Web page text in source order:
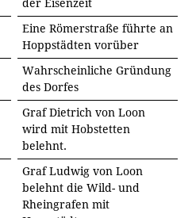
der Eisenzeit
Eine Römerstraße führte an
Hoppstädten vorüber
Wahrscheinliche Gründung
des Dorfes
Graf Dietrich von Loon
wird mit Hobstetten
belehnt.
Graf Ludwig von Loon
belehnt die Wild- und
Rheingrafen mit